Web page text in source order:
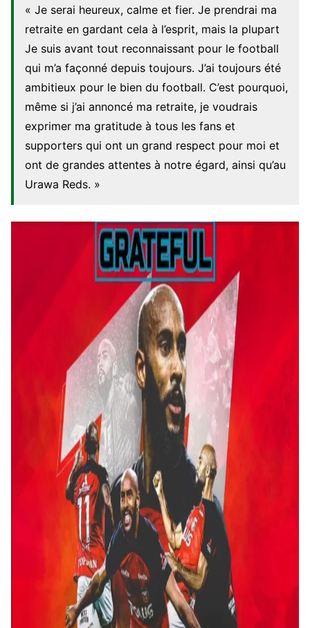
« Je serai heureux, calme et fier. Je prendrai ma
retraite en gardant cela à l’esprit, mais la plupart
Je suis avant tout reconnaissant pour le football
qui m’a façonné depuis toujours. J’ai toujours été
ambitieux pour le bien du football. C’est pourquoi,
même si j’ai annoncé ma retraite, je voudrais
exprimer ma gratitude à tous les fans et
supporters qui ont un grand respect pour moi et
ont de grandes attentes à notre égard, ainsi qu’au
Urawa Reds. »